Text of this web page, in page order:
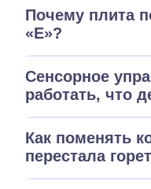
Почему плита
«E»?
Сенсорное
работать, что
Как поменять
перестала